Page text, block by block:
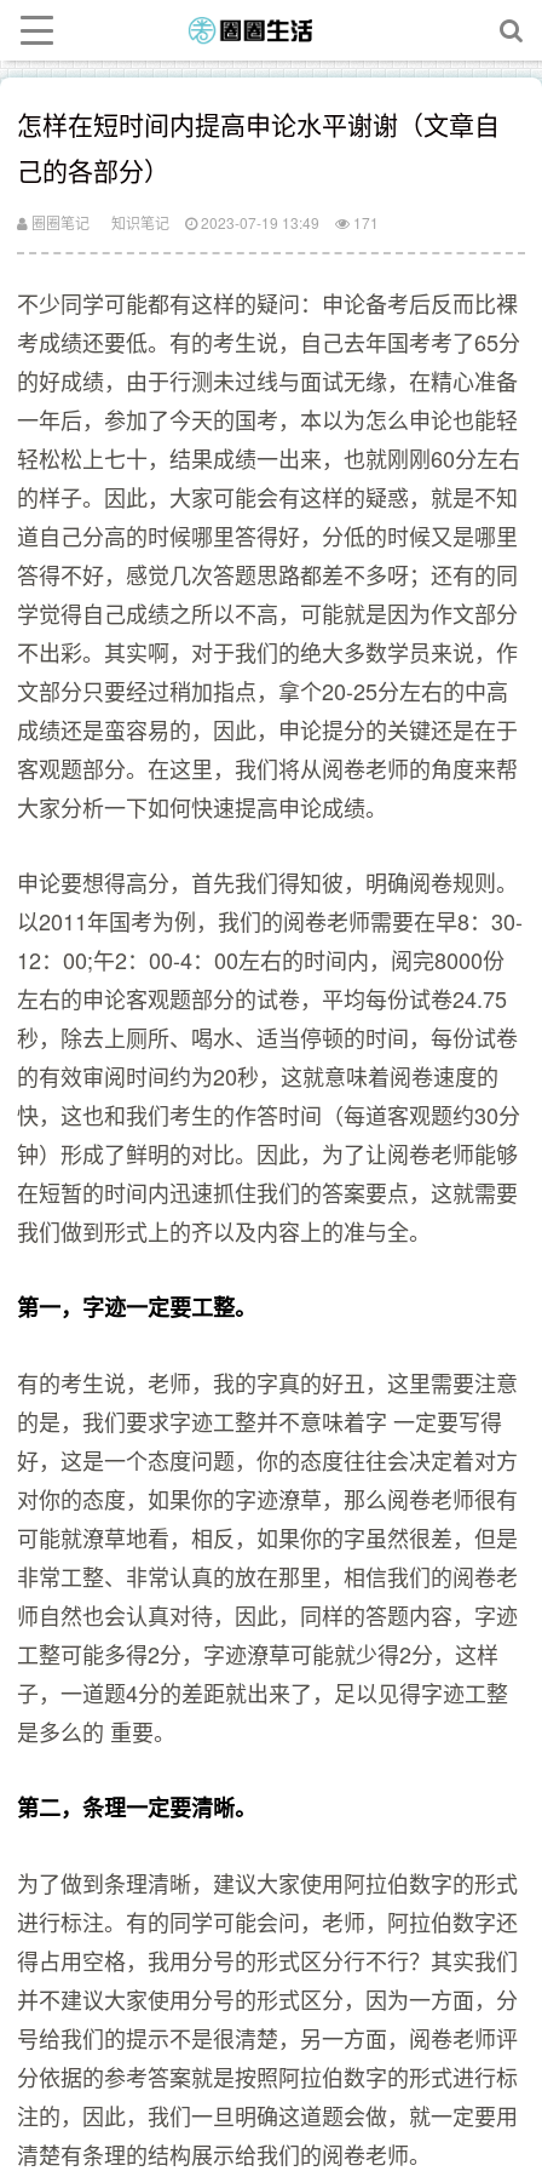
怎样在短时间内提高申论水平谢谢（文章自
己的各部分）
圈圈笔记 知识笔记 2023-07-19 13:49 171
不少同学可能都有这样的疑问：申论备考后反而比裸
考成绩还要低。有的考生说，自己去年国考考了65分
的好成绩，由于行测未过线与面试无缘，在精心准备
一年后，参加了今天的国考，本以为怎么申论也能轻
轻松松上七十，结果成绩一出来，也就刚刚60分左右
的样子。因此，大家可能会有这样的疑惑，就是不知
道自己分高的时候哪里答得好，分低的时候又是哪里
答得不好，感觉几次答题思路都差不多呀；还有的同
学觉得自己成绩之所以不高，可能就是因为作文部分
不出彩。其实啊，对于我们的绝大多数学员来说，作
文部分只要经过稍加指点，拿个20-25分左右的中高
成绩还是蛮容易的，因此，申论提分的关键还是在于
客观题部分。在这里，我们将从阅卷老师的角度来帮
大家分析一下如何快速提高申论成绩。
申论要想得高分，首先我们得知彼，明确阅卷规则。
以2011年国考为例，我们的阅卷老师需要在早8：30-
12：00;午2：00-4：00左右的时间内，阅完8000份
左右的申论客观题部分的试卷，平均每份试卷24.75
秒，除去上厕所、喝水、适当停顿的时间，每份试卷
的有效审阅时间约为20秒，这就意味着阅卷速度的
快，这也和我们考生的作答时间（每道客观题约30分
钟）形成了鲜明的对比。因此，为了让阅卷老师能够
在短暂的时间内迅速抓住我们的答案要点，这就需要
我们做到形式上的齐以及内容上的准与全。
第一，字迹一定要工整。
有的考生说，老师，我的字真的好丑，这里需要注意
的是，我们要求字迹工整并不意味着字 一定要写得
好，这是一个态度问题，你的态度往往会决定着对方
对你的态度，如果你的字迹潦草，那么阅卷老师很有
可能就潦草地看，相反，如果你的字虽然很差，但是
非常工整、非常认真的放在那里，相信我们的阅卷老
师自然也会认真对待，因此，同样的答题内容，字迹
工整可能多得2分，字迹潦草可能就少得2分，这样
子，一道题4分的差距就出来了，足以见得字迹工整
是多么的 重要。
第二，条理一定要清晰。
为了做到条理清晰，建议大家使用阿拉伯数字的形式
进行标注。有的同学可能会问，老师，阿拉伯数字还
得占用空格，我用分号的形式区分行不行？其实我们
并不建议大家使用分号的形式区分，因为一方面，分
号给我们的提示不是很清楚，另一方面，阅卷老师评
分依据的参考答案就是按照阿拉伯数字的形式进行标
注的，因此，我们一旦明确这道题会做，就一定要用
清楚有条理的结构展示给我们的阅卷老师。